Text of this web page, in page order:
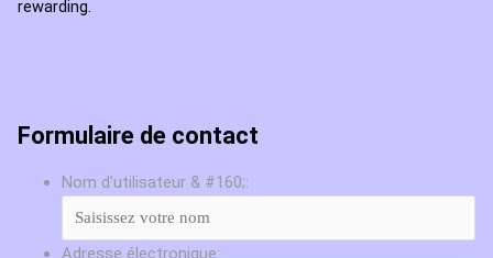
rewarding.
Formulaire de contact
Nom d'utilisateur & #160;:
Adresse électronique: